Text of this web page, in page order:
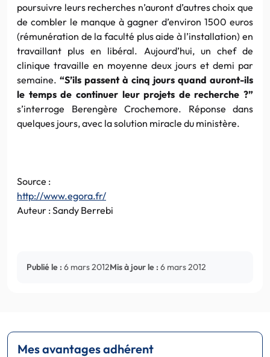
poursuivre leurs recherches n’auront d’autres choix que
de combler le manque à gagner d’environ 1500 euros
(rémunération de la faculté plus aide à l’installation) en
travaillant plus en libéral. Aujourd’hui, un chef de
clinique travaille en moyenne deux jours et demi par
semaine. “S’ils passent à cinq jours quand auront-ils
le temps de continuer leur projets de recherche ?”
s’interroge Berengère Crochemore. Réponse dans
quelques jours, avec la solution miracle du ministère.
Source :
http://www.egora.fr/
Auteur : Sandy Berrebi
Publié le : 6 mars 2012Mis à jour le : 6 mars 2012
Mes avantages adhérent